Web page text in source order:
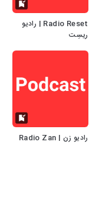
Radio Reset | رادیو
ریسِت
رادیو زن | Radio Zan